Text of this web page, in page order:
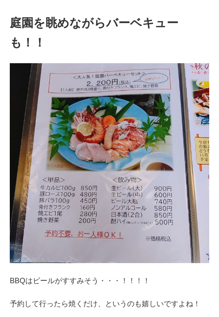
庭園を眺めながらバーベキュー
も！！
BBQはビールがすすみそう・・・！！！！
予約して行ったら焼くだけ、というのも嬉しいですよね！